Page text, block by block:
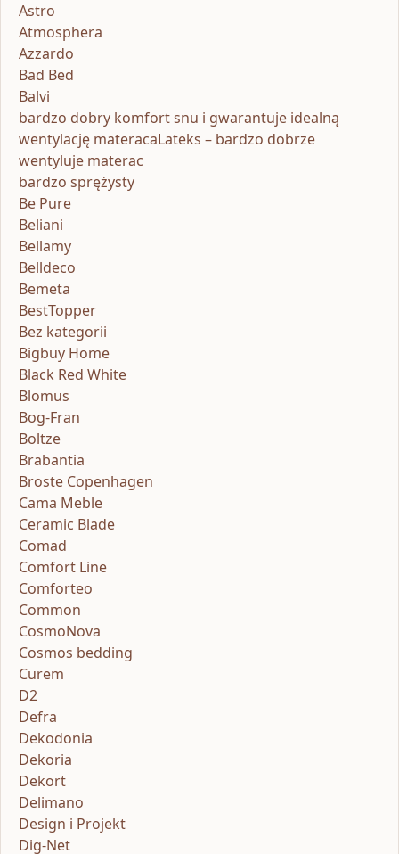
Astro
Atmosphera
Azzardo
Bad Bed
Balvi
bardzo dobry komfort snu i gwarantuje idealną
wentylację materacaLateks – bardzo dobrze
wentyluje materac
bardzo sprężysty
Be Pure
Beliani
Bellamy
Belldeco
Bemeta
BestTopper
Bez kategorii
Bigbuy Home
Black Red White
Blomus
Bog-Fran
Boltze
Brabantia
Broste Copenhagen
Cama Meble
Ceramic Blade
Comad
Comfort Line
Comforteo
Common
CosmoNova
Cosmos bedding
Curem
D2
Defra
Dekodonia
Dekoria
Dekort
Delimano
Design i Projekt
Dig-Net